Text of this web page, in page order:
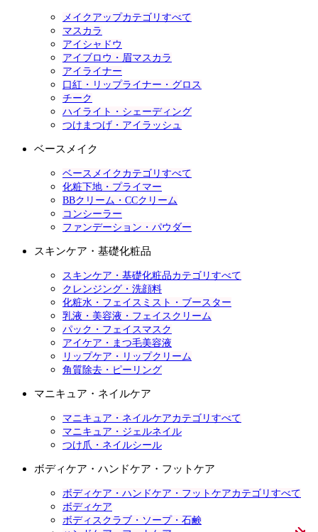
メイクアップカテゴリすべて
マスカラ
アイシャドウ
アイブロウ・眉マスカラ
アイライナー
口紅・リップライナー・グロス
チーク
ハイライト・シェーディング
つけまつげ・アイラッシュ
ベースメイク
ベースメイクカテゴリすべて
化粧下地・プライマー
BBクリーム・CCクリーム
コンシーラー
ファンデーション・パウダー
スキンケア・基礎化粧品
スキンケア・基礎化粧品カテゴリすべて
クレンジング・洗顔料
化粧水・フェイスミスト・ブースター
乳液・美容液・フェイスクリーム
パック・フェイスマスク
アイケア・まつ毛美容液
リップケア・リップクリーム
角質除去・ピーリング
マニキュア・ネイルケア
マニキュア・ネイルケアカテゴリすべて
マニキュア・ジェルネイル
つけ爪・ネイルシール
ボディケア・ハンドケア・フットケア
ボディケア・ハンドケア・フットケアカテゴリすべて
ボディケア
ボディスクラブ・ソープ・石鹸